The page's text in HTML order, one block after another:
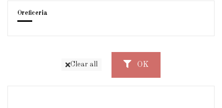
Oreficeria
Clear all OK